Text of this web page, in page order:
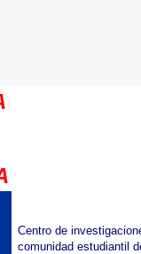
Centro de
comunidad estudiantil